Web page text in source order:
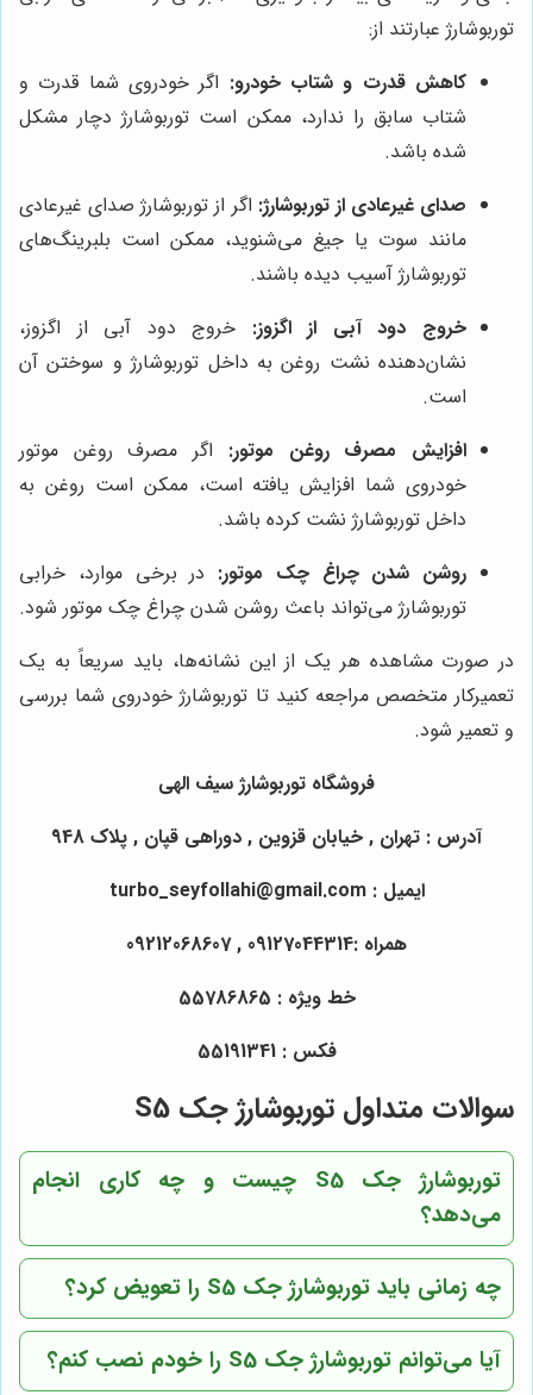
توربوشارژ عبارتند از:
کاهش قدرت و شتاب خودرو: اگر خودروی شما قدرت و
شتاب سابق را ندارد، ممکن است توربوشارژ دچار مشکل
شده باشد.
صدای غیرعادی از توربوشارژ: اگر از توربوشارژ صدای غیرعادی
مانند سوت یا جیغ می‌شنوید، ممکن است بلبرینگ‌های
توربوشارژ آسیب دیده باشند.
خروج دود آبی از اگزوز: خروج دود آبی از اگزوز،
نشان‌دهنده نشت روغن به داخل توربوشارژ و سوختن آن
است.
افزایش مصرف روغن موتور: اگر مصرف روغن موتور
خودروی شما افزایش یافته است، ممکن است روغن به
داخل توربوشارژ نشت کرده باشد.
روشن شدن چراغ چک موتور: در برخی موارد، خرابی
توربوشارژ می‌تواند باعث روشن شدن چراغ چک موتور شود.
در صورت مشاهده هر یک از این نشانه‌ها، باید سریعاً به یک
تعمیرکار متخصص مراجعه کنید تا توربوشارژ خودروی شما بررسی
و تعمیر شود.
فروشگاه توربوشارژ سیف‌ الهی
آدرس : تهران , خیابان قزوین , دوراهی قپان , پلاک 948
ایمیل : turbo_seyfollahi@gmail.com
همراه :09127044314 , 09212068607
خط ویژه : 55786865
فکس : 55191341
سوالات متداول توربوشارژ جک S5
توربوشارژ جک S5 چیست و چه کاری انجام
می‌دهد؟
چه زمانی باید توربوشارژ جک S5 را تعویض کرد؟
آیا می‌توانم توربوشارژ جک S5 را خودم نصب کنم؟